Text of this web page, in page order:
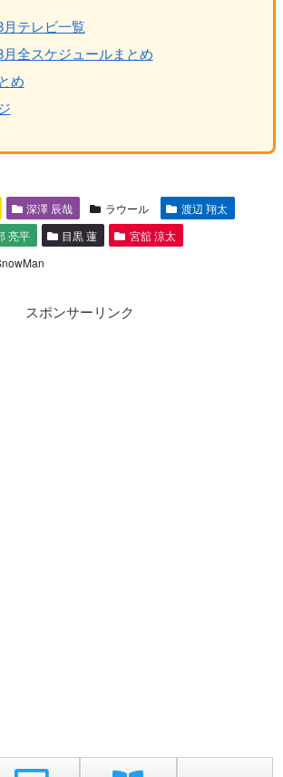
テレビ一覧
全スケジュールまとめ
め
深澤 辰哉 ラウール
渡辺 翔太
亮平 目黒 蓮
宮舘 涼太
スポンサーリンク